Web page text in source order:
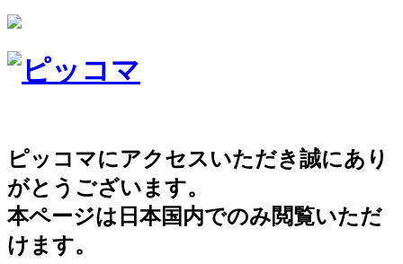
ピッコマにアクセスいただき誠にあり
がとうございます。
本ページは日本国内でのみ閲覧いただ
けます。